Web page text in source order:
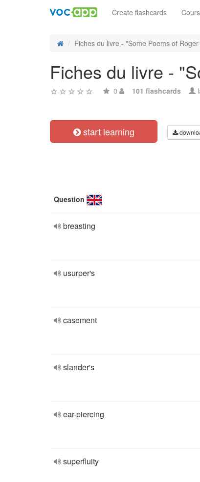
Create flashcards
Fiches du livre - "Some Poems of
Fiches du livre -
0 101 flashcards
start learning
Question
breasting
usurper's
casement
slander's
ear-piercing
superfluity